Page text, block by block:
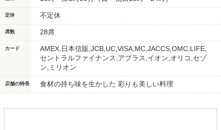
定休 不定休
席数 28席
カード
AMEX,日本信販,JCB,UC,VISA,MC,JACCS,OMC,LIFE,
セントラルファイナンス,アプラス,イオン,オリコ,セゾ
ン,ミリオン
店舗の特長 食材の持ち味を生かした 彩りも美しい料理